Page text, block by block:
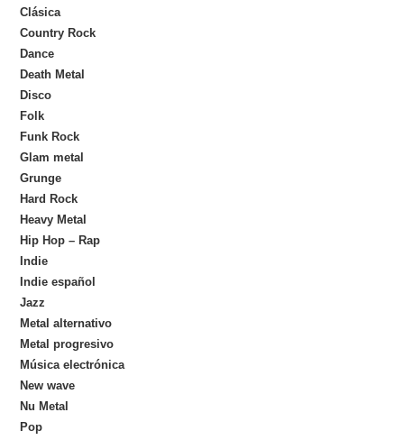
Clásica
Country Rock
Dance
Death Metal
Disco
Folk
Funk Rock
Glam metal
Grunge
Hard Rock
Heavy Metal
Hip Hop – Rap
Indie
Indie español
Jazz
Metal alternativo
Metal progresivo
Música electrónica
New wave
Nu Metal
Pop